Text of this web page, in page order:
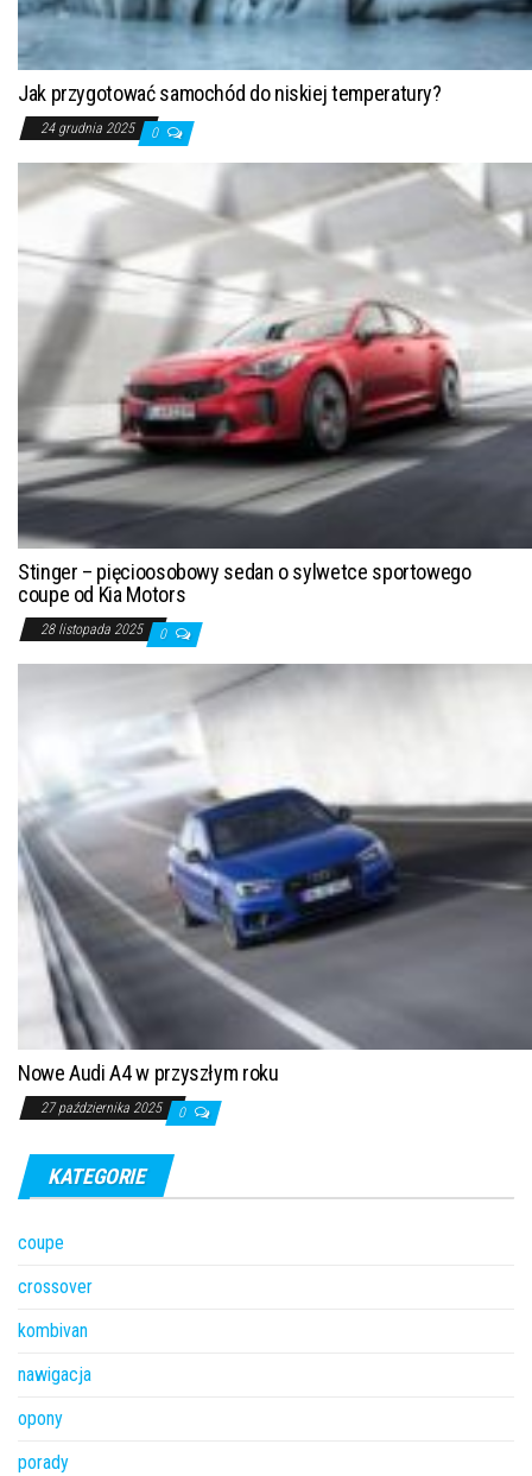
Jak przygotować samochód do niskiej temperatury?
24 grudnia 2025 0
Stinger – pięcioosobowy sedan o sylwetce sportowego
coupe od Kia Motors
28 listopada 2025 0
Nowe Audi A4 w przyszłym roku
27 października 2025 0
KATEGORIE
coupe
crossover
kombivan
nawigacja
opony
porady